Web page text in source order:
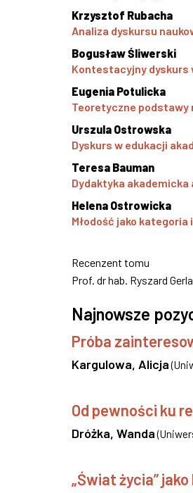
Krzysztof Rubacha
Analiza dyskursu
Bogusław Śliwerski
Kontestacyjny dyskurs
Eugenia Potulicka
Teoretyczne podstawy
Urszula Ostrowska
Dyskurs w edukacji
Teresa Bauman
Dydaktyka akademicka
Helena Ostrowicka
Młodość jako
Recenzent tomu
Prof. dr hab. Ryszard
Najnowsze
Próba
Kargulowa, Alicja (
Od pewności ku
Dróżka, Wanda (
„Świat życia”